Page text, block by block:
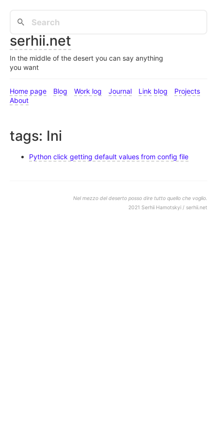
serhii.net
In the middle of the desert you can say anything
you want
Home page Blog Work log Journal Link blog
Projects
About
tags: Ini
Python click getting default values from config file
Nel mezzo del deserto posso dire tutto quello che voglio.
2021 Serhii Hamotskyi / serhii.net